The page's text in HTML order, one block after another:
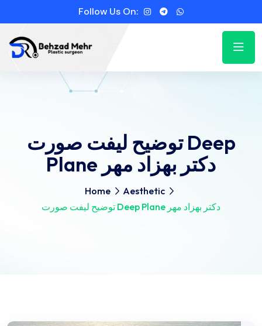
Follow Us On:
توضیح لیفت صورت Deep
Plane دکتر بهزاد مهر
Home
Aesthetic
توضیح لیفت صورت Deep Plane دکتر بهزاد مهر